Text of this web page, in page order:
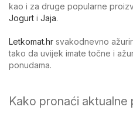
kao i za druge popularne
Jogurt i Jaja.
Letkomat.hr svakodnevno
tako da uvijek imate točne i
ponudama.
Kako pronaći aktualne